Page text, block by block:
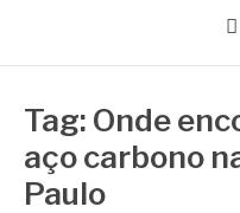
Tag: Onde
aço carbono
Paulo